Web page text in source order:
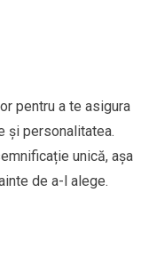
pentru a te asigura
și personalitatea.
unică, așa
de a-l alege.